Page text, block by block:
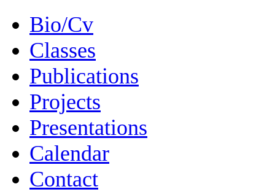
Bio/Cv
Classes
Publications
Projects
Presentations
Calendar
Contact